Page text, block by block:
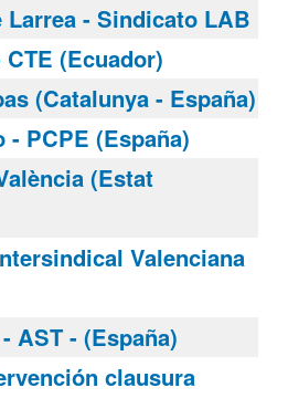
Larrea - Sindicato LAB
(Ecuador)
(Catalunya - España)
PCPE (España)
(Estat
Valenciana
AST - (España)
clausura